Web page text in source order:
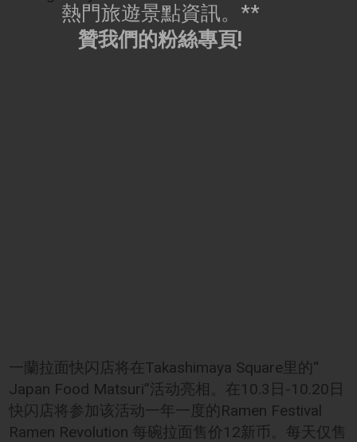
一蘭拉面快闪店将在Takashimaya Square里的“
Japan Food Matsuri”活动亮相。在10.3日-10.20日
快闪店将参加该活动一年一度的Ramen Festival
Ramen Revolution 每碗拉面售价12新币。每天仅售
熱門旅遊景點資訊。**
贊我們的粉絲專頁!